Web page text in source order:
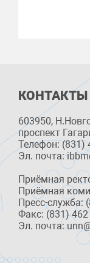
КОНТАКТЫ
603950,
проспект
Телефон: (831)
Эл. почта:
Приёмная
Приёмная
Пресс-служба:
Факс: (831)
Эл. почта: